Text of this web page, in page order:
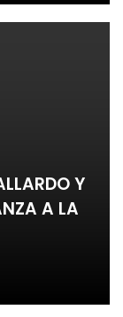
Y
A LA